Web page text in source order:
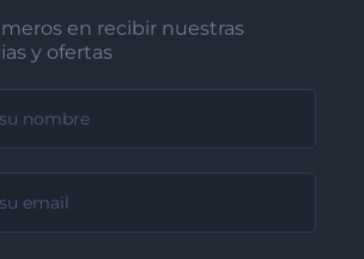
en recibir nuestras
y ofertas